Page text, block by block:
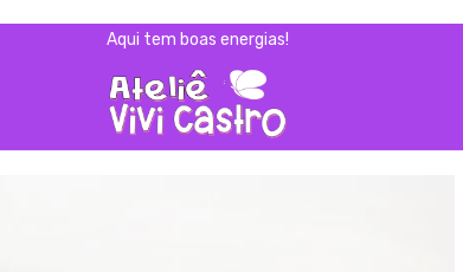
Aqui tem boas energias!